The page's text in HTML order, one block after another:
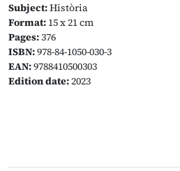
Subject:Història
Format: 15 x 21 cm
Pages:376
ISBN:978-84-1050-030-3
EAN:9788410500303
Edition date:2023